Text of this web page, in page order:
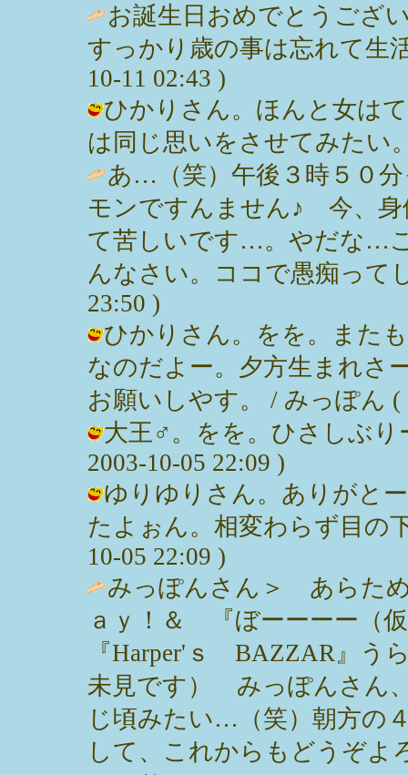
お誕生日おめでとうござ
すっかり歳の事は忘れて生
10-11 02:43 )
ひかりさん。ほんと女は
は同じ思いをさせてみたい
あ…（笑）午後３時５０
モンですんません♪ 今、身
て苦しいです…。やだな…
んなさい。ココで愚痴って
23:50 )
ひかりさん。をを。また
なのだよー。夕方生まれさ
お願いしやす。 / みっぽん (
大王♂。をを。ひさしぶり
2003-10-05 22:09 )
ゆりゆりさん。ありがと
たよぉん。相変わらず目の
10-05 22:09 )
みっぽんさん＞ あらた
ａｙ！＆ 『ぼーーーー（
『Harper'ｓ BAZZAR』う
未見です） みっぽんさん
じ頃みたい…（笑）朝方
して、これからもどうぞよ